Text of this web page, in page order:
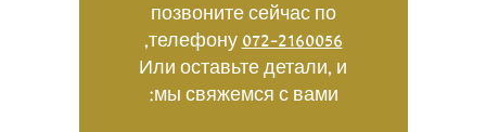
позвоните сейчас по
телефону 072-2160056
,
Или оставьте детали, и
мы свяжемся с вами: